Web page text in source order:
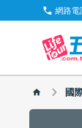
call 網路電
國